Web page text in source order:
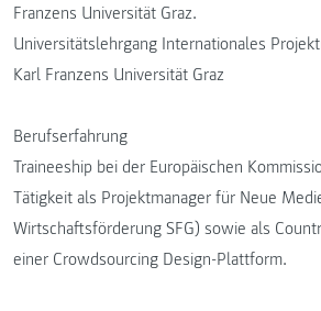
Franzens Universität Graz.
Universitätslehrgang Internationales
Karl Franzens Universität Graz
Berufserfahrung
Traineeship bei der Europäischen
Tätigkeit als Projektmanager für Neue
Wirtschaftsförderung SFG) sowie als
einer Crowdsourcing Design-Plattform.